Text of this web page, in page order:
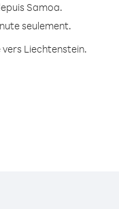
Samoa.
seulement.
Liechtenstein.